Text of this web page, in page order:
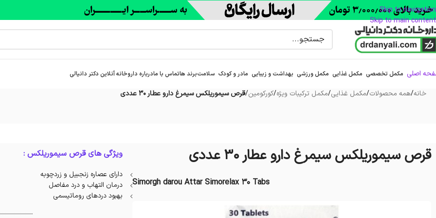
Skip to navigation
Skip to main content
اصلی مکمل تخصصی مکمل غذایی مکمل ورزشی بهداشت و زیبایی مادر و کودک سلامتبرند هاتماس با مادرباره‌ داروخانه آنلاین دکتر دانیالی
خانه/همه محصولات/مکمل غذایی/مکمل ترکیبات ویژه/کورکومین/قرص سیموریلکس سیمرغ دارو عطار 30 عددی
قرص سیموریلکس سیمرغ دارو عطار 30 عددی
Simorgh darou Attar Simorelax 30 Tabs
ویژگی های قرص سیموریلکس :
دارای عصاره زنجبیل و زردچوبه
درمان التهاب و درد مفاصل
بهبود دردهای روماتیسمی